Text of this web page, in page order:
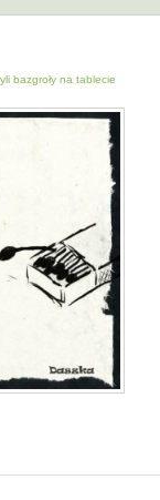
bazgroły na tablecie